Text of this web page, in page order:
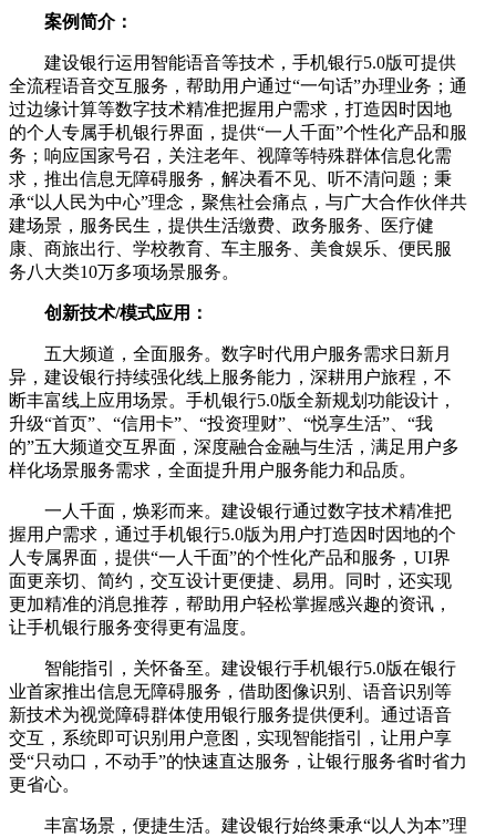
案例简介：
建设银行运用智能语音等技术，手机银行5.0版可提供
全流程语音交互服务，帮助用户通过“一句话”办理业务；通
过边缘计算等数字技术精准把握用户需求，打造因时因地
的个人专属手机银行界面，提供“一人千面”个性化产品和服
务；响应国家号召，关注老年、视障等特殊群体信息化需
求，推出信息无障碍服务，解决看不见、听不清问题；秉
承“以人民为中心”理念，聚焦社会痛点，与广大合作伙伴共
建场景，服务民生，提供生活缴费、政务服务、医疗健
康、商旅出行、学校教育、车主服务、美食娱乐、便民服
务八大类10万多项场景服务。
创新技术/模式应用：
五大频道，全面服务。数字时代用户服务需求日新月
异，建设银行持续强化线上服务能力，深耕用户旅程，不
断丰富线上应用场景。手机银行5.0版全新规划功能设计，
升级“首页”、“信用卡”、“投资理财”、“悦享生活”、“我
的”五大频道交互界面，深度融合金融与生活，满足用户多
样化场景服务需求，全面提升用户服务能力和品质。
一人千面，焕彩而来。建设银行通过数字技术精准把
握用户需求，通过手机银行5.0版为用户打造因时因地的个
人专属界面，提供“一人千面”的个性化产品和服务，UI界
面更亲切、简约，交互设计更便捷、易用。同时，还实现
更加精准的消息推荐，帮助用户轻松掌握感兴趣的资讯，
让手机银行服务变得更有温度。
智能指引，关怀备至。建设银行手机银行5.0版在银行
业首家推出信息无障碍服务，借助图像识别、语音识别等
新技术为视觉障碍群体使用银行服务提供便利。通过语音
交互，系统即可识别用户意图，实现智能指引，让用户享
受“只动口，不动手”的快速直达服务，让银行服务省时省力
更省心。
丰富场景，便捷生活。建设银行始终秉承“以人为本”理